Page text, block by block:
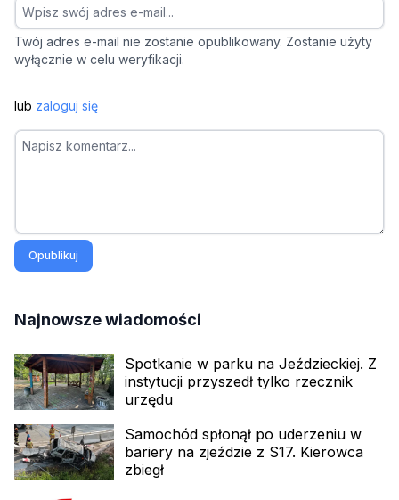
Twój adres e-mail nie zostanie opublikowany. Zostanie użyty
wyłącznie w celu weryfikacji.
lub zaloguj się
Opublikuj
Najnowsze wiadomości
Spotkanie w parku na Jeździeckiej. Z
instytucji przyszedł tylko rzecznik
urzędu
Samochód spłonął po uderzeniu w
bariery na zjeździe z S17. Kierowca
zbiegł